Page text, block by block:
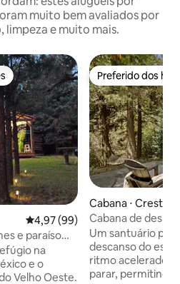
muito bem avaliados por
limpeza e muito mais.
dos hóspedes
4,97 de uma avaliação média
4,97 (99)
e paraíso
na
e o
Velho Oeste.
Preferido dos
Preferido dos
Cabana ⋅ Crestline
Cabana de
uma caminhada
Um santuário
descanso do
ritmo acelerado,
parar, permitindo